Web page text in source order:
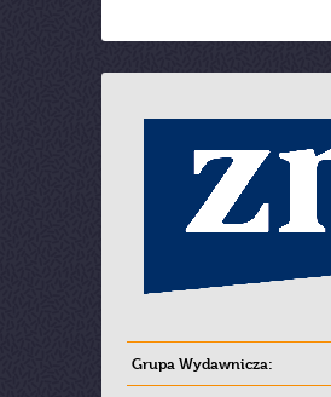
Grupa Wydawnicza: